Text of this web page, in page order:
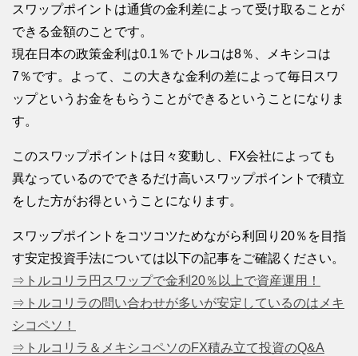
スワップポイントは通貨の金利差によって受け取ることが
できる金額のことです。
現在日本の政策金利は0.1％でトルコは8％、メキシコは
7％です。よって、この大きな金利の差によって毎日スワ
ップというお金をもらうことができるということになりま
す。
このスワップポイントは日々変動し、FX会社によっても
異なっているのでできるだけ高いスワップポイントで積立
をした方がお得ということになります。
スワップポイントをコツコツためながら利回り20％を目指
す安定投資手法については以下の記事をご確認ください。
⇒トルコリラ円スワップで金利20％以上で資産運用！
⇒トルコリラの問い合わせが多いが安定しているのはメキ
シコペソ！
⇒トルコリラ＆メキシコペソのFX積み立て投資のQ&A